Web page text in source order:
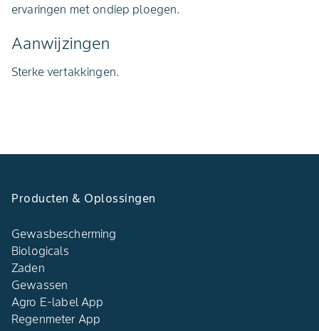
ervaringen met ondiep ploegen.
Aanwijzingen
Sterke vertakkingen.
Producten & Oplossingen
Gewasbescherming
Biologicals
Zaden
Gewassen
Agro E-label App
Regenmeter App